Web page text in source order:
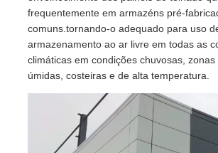
Fabricação da construção de aço
Material de construção de aço
Casa de aves
frequentemente em armazéns pré-
comuns.tornando-o adequado para uso
armazenamento ao ar livre em todas as
climáticas em condições chuvosas, zonas
úmidas, costeiras e de alta temperatura.